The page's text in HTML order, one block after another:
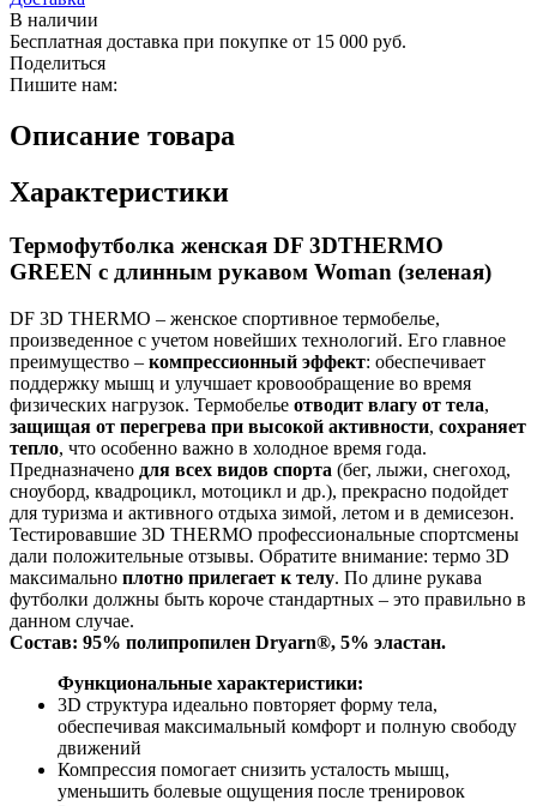
В наличии
Бесплатная доставка при покупке от 15 000 руб.
Поделиться
Пишите нам:
Описание товара
Характеристики
Термофутболка женская DF 3DTHERMO
GREEN с длинным рукавом Woman (зеленая)
DF 3D THERMO – женское спортивное термобелье,
произведенное с учетом новейших технологий. Его главное
преимущество – компрессионный эффект: обеспечивает
поддержку мышц и улучшает кровообращение во время
физических нагрузок. Термобелье отводит влагу от тела,
защищая от перегрева при высокой активности, сохраняет
тепло, что особенно важно в холодное время года.
Предназначено для всех видов спорта (бег, лыжи, снегоход,
сноуборд, квадроцикл, мотоцикл и др.), прекрасно подойдет
для туризма и активного отдыха зимой, летом и в демисезон.
Тестировавшие 3D TНERMO профессиональные спортсмены
дали положительные отзывы. Обратите внимание: термо 3D
максимально плотно прилегает к телу. По длине рукава
футболки должны быть короче стандартных – это правильно в
данном случае.
Состав: 95% полипропилен Dryarn®, 5% эластан.
Функциональные характеристики:
3D структура идеально повторяет форму тела,
обеспечивая максимальный комфорт и полную свободу
движений
Компрессия помогает снизить усталость мышц,
уменьшить болевые ощущения после тренировок